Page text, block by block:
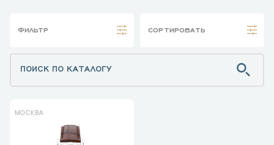
ФИЛЬТР СОРТИРОВАТЬ
МОСКВА